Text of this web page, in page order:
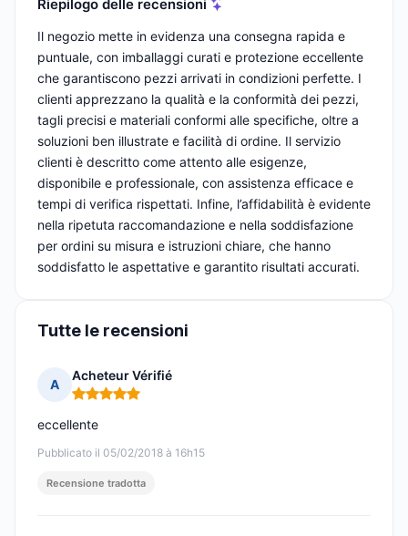
Riepilogo delle recensioni
Il negozio mette in evidenza una consegna rapida e
puntuale, con imballaggi curati e protezione eccellente
che garantiscono pezzi arrivati in condizioni perfette. I
clienti apprezzano la qualità e la conformità dei pezzi,
tagli precisi e materiali conformi alle specifiche, oltre a
soluzioni ben illustrate e facilità di ordine. Il servizio
clienti è descritto come attento alle esigenze,
disponibile e professionale, con assistenza efficace e
tempi di verifica rispettati. Infine, l’affidabilità è evidente
nella ripetuta raccomandazione e nella soddisfazione
per ordini su misura e istruzioni chiare, che hanno
soddisfatto le aspettative e garantito risultati accurati.
Tutte le recensioni
A
Acheteur Vérifié
Nota: 5 su 5
Pubblicato il 05/02/2018 à 16h15
eccellente
Recensione tradotta